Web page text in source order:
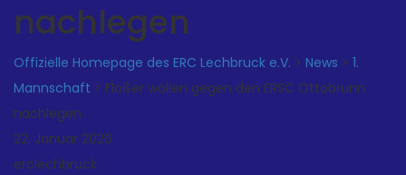
nachlegen
Offizielle Homepage des ERC Lechbruck e.V. > News > 1.
Mannschaft > Flößer wollen gegen den ERSC Ottobrunn
nachlegen
22. Januar 2026
erclechbruck